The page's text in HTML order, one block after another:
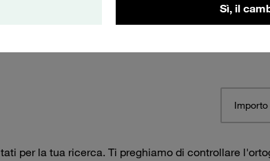
Sì, il
DIN 3015, Parte 3, composti da corpi collare
a saldare, Rondella di bloccaggio di sicurezza,
Importo
per la tua ricerca. Ti preghiamo di controllare